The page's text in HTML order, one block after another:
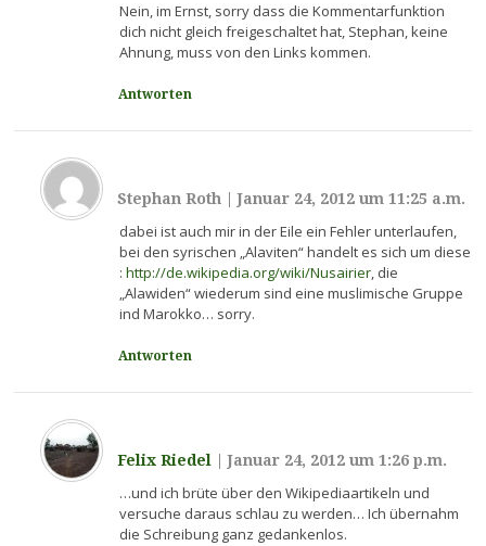
Nein, im Ernst, sorry dass die Kommentarfunktion
dich nicht gleich freigeschaltet hat, Stephan, keine
Ahnung, muss von den Links kommen.
Antworten
Stephan Roth |Januar 24, 2012 um 11:25 a.m.
dabei ist auch mir in der Eile ein Fehler unterlaufen,
bei den syrischen „Alaviten“ handelt es sich um diese
: http://de.wikipedia.org/wiki/Nusairier, die
„Alawiden“ wiederum sind eine muslimische Gruppe
ind Marokko… sorry.
Antworten
Felix Riedel |Januar 24, 2012 um 1:26 p.m.
…und ich brüte über den Wikipediaartikeln und
versuche daraus schlau zu werden… Ich übernahm
die Schreibung ganz gedankenlos.